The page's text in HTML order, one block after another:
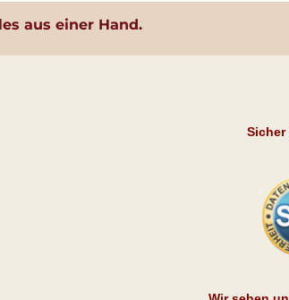
aus einer Hand.
Sicher